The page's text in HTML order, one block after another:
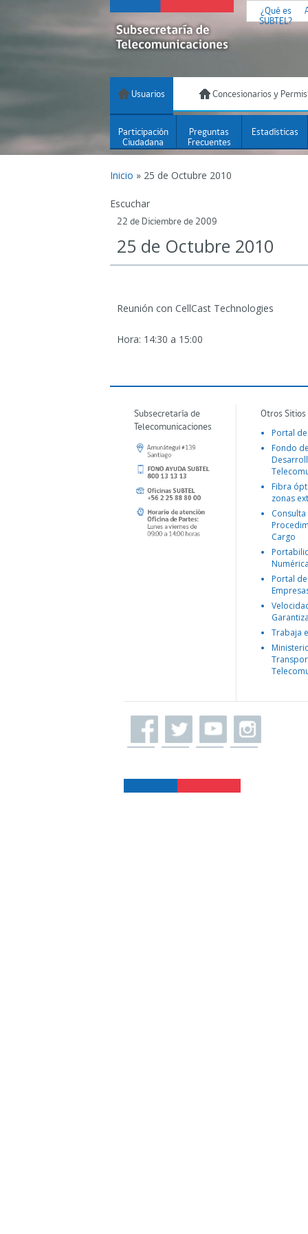
¿Qué es
SUBTEL?
Usuarios Concesionarios y
Participación
Ciudadana
Preguntas
Frecuentes
Estadísticas
Inicio » 25 de Octubre 2010
Escuchar
22 de Diciembre de 2009
25 de Octubre 2010
Reunión con CellCast Technologies
Hora: 14:30 a 15:00
Subsecretaría de
Telecomunicaciones
Otros
Portal
Fondo
Fibra
zonas
Consulta
Cargo
Portal
Trabaja